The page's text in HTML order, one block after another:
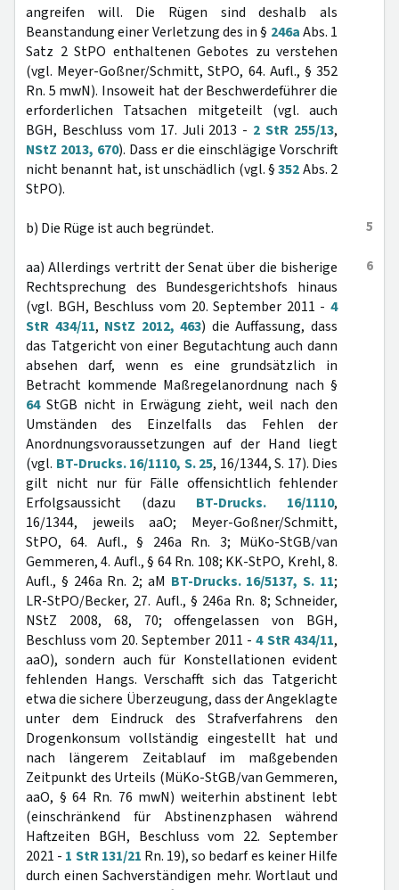
angreifen will. Die Rügen sind deshalb als
Beanstandung einer Verletzung des in § 246aAbs. 1
Satz 2 StPO enthaltenen Gebotes zu verstehen
(vgl. Meyer-Goßner/Schmitt, StPO, 64. Aufl., § 352
Rn. 5 mwN). Insoweit hat der Beschwerdeführer die
erforderlichen Tatsachen mitgeteilt (vgl. auch
BGH, Beschluss vom 17. Juli 2013 - 2 StR 255/13,
NStZ 2013, 670). Dass er die einschlägige Vorschrift
nicht benannt hat, ist unschädlich (vgl. §352Abs. 2
StPO).
5
b) Die Rüge ist auch begründet.
6
aa) Allerdings vertritt der Senat über die bisherige
Rechtsprechung des Bundesgerichtshofs hinaus
(vgl. BGH, Beschluss vom 20. September 2011 - 4
StR 434/11, NStZ 2012, 463) die Auffassung, dass
das Tatgericht von einer Begutachtung auch dann
absehen darf, wenn es eine grundsätzlich in
Betracht kommende Maßregelanordnung nach §
64StGB nicht in Erwägung zieht, weil nach den
Umständen des Einzelfalls das Fehlen der
Anordnungsvoraussetzungen auf der Hand liegt
(vgl. BT-Drucks. 16/1110, S. 25, 16/1344, S. 17). Dies
gilt nicht nur für Fälle offensichtlich fehlender
Erfolgsaussicht (dazu BT-Drucks. 16/1110,
16/1344, jeweils aaO; Meyer-Goßner/Schmitt,
StPO, 64. Aufl., § 246a Rn. 3; MüKo-StGB/van
Gemmeren, 4. Aufl., § 64 Rn. 108; KK-StPO, Krehl, 8.
Aufl., § 246a Rn. 2; aM BT-Drucks. 16/5137, S. 11;
LR-StPO/Becker, 27. Aufl., § 246a Rn. 8; Schneider,
NStZ 2008, 68, 70; offengelassen von BGH,
Beschluss vom 20. September 2011 -4 StR 434/11,
aaO), sondern auch für Konstellationen evident
fehlenden Hangs. Verschafft sich das Tatgericht
etwa die sichere Überzeugung, dass der Angeklagte
unter dem Eindruck des Strafverfahrens den
Drogenkonsum vollständig eingestellt hat und
nach längerem Zeitablauf im maßgebenden
Zeitpunkt des Urteils (MüKo-StGB/van Gemmeren,
aaO, § 64 Rn. 76 mwN) weiterhin abstinent lebt
(einschränkend für Abstinenzphasen während
Haftzeiten BGH, Beschluss vom 22. September
2021 - 1 StR 131/21 Rn. 19), so bedarf es keiner Hilfe
durch einen Sachverständigen mehr. Wortlaut und